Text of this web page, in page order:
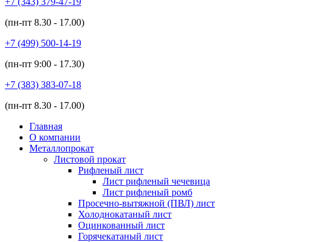
(пн-пт 8.30 - 17.00)
+7 (499) 500-14-19
(пн-пт 9:00 - 17.30)
+7 (383) 383-07-18
(пн-пт 8.30 - 17.00)
Главная
О компании
Металлопрокат
Листовой прокат
Рифленый лист
Лист рифленый чечевица
Лист рифленый ромб
Просечно-вытяжной (ПВЛ) лист
Холоднокатаный лист
Оцинкованный лист
Горячекатаный лист